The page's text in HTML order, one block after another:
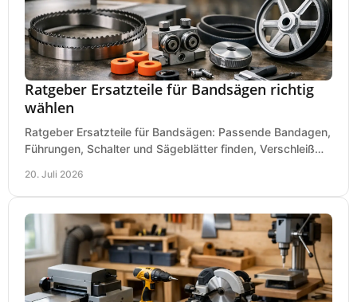
Ratgeber Ersatzteile für Bandsägen richtig
wählen
Ratgeber Ersatzteile für Bandsägen: Passende Bandagen,
Führungen, Schalter und Sägeblätter finden, Verschleiß
20. Juli 2026